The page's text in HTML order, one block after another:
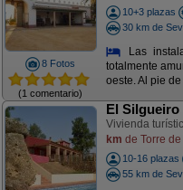
8 Fotos
(1 comentario)
10+3 plazas
30 km de
Las
totalmente
oeste. Al pie
El Silgueiro
Vivienda
km de Torre
10-16 plazas
55 km de